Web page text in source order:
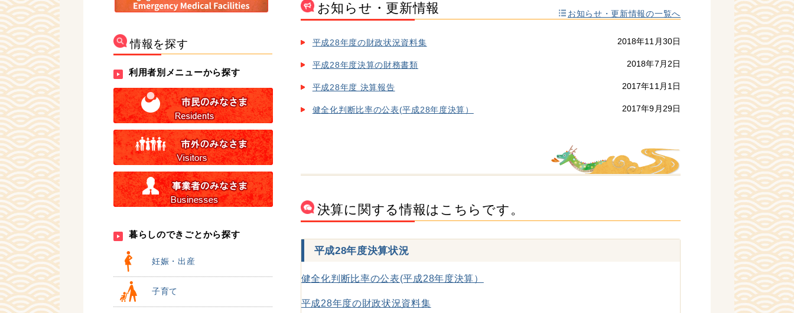
情報を探す
利用者別メニューから探す
暮らしのできごとから探す
妊娠・出産
子育て
お知らせ・更新情報 お知らせ・更新情報の一覧へ
平成28年度の財政状況資料集 2018年11月30日
平成28年度決算の財務書類 2018年7月2日
平成28年度 決算報告 2017年11月1日
健全化判断比率の公表(平成28年度決算） 2017年9月29日
決算に関する情報はこちらです。
平成28年度決算状況
健全化判断比率の公表(平成28年度決算）
平成28年度の財政状況資料集